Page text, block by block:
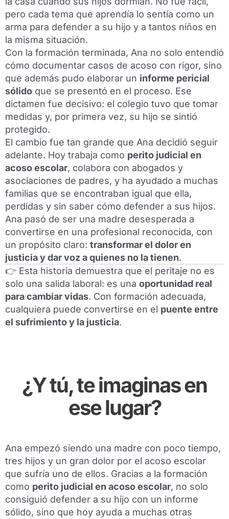
pero cada tema que aprendía lo sentía como un
arma para defender a su hijo y a tantos niños en
la misma situación.
Con la formación terminada, Ana no solo entendió
cómo documentar casos de acoso con rigor, sino
que además pudo elaborar un informe pericial
sólido que se presentó en el proceso. Ese
dictamen fue decisivo: el colegio tuvo que tomar
medidas y, por primera vez, su hijo se sintió
protegido.
El cambio fue tan grande que Ana decidió seguir
adelante. Hoy trabaja como perito judicial en
acoso escolar, colabora con abogados y
asociaciones de padres, y ha ayudado a muchas
familias que se encontraban igual que ella,
perdidas y sin saber cómo defender a sus hijos.
Ana pasó de ser una madre desesperada a
convertirse en una profesional reconocida, con
un propósito claro: transformar el dolor en
justicia y dar voz a quienes no la tienen.
👉 Esta historia demuestra que el peritaje no es
solo una salida laboral: es una oportunidad real
para cambiar vidas. Con formación adecuada,
cualquiera puede convertirse en el puente entre
el sufrimiento y la justicia.
¿Y tú, te imaginas en
ese lugar?
Ana empezó siendo una madre con poco tiempo,
tres hijos y un gran dolor por el acoso escolar
que sufría uno de ellos. Gracias a la formación
como perito judicial en acoso escolar, no solo
consiguió defender a su hijo con un informe
sólido, sino que hoy ayuda a muchas otras